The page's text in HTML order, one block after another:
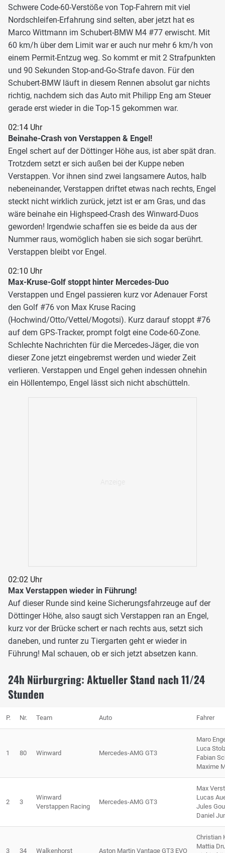
Schwere Code-60-Verstöße von Top-Fahrern mit viel
Nordschleifen-Erfahrung sind selten, aber jetzt hat es
Marco Wittmann im Schubert-BMW M4 #77 erwischt. Mit
60 km/h über dem Limit war er auch nur mehr 6 km/h von
einem Permit-Entzug weg. So kommt er mit 2 Strafpunkten
und 90 Sekunden Stop-and-Go-Strafe davon. Für den
Schubert-BMW läuft in diesem Rennen absolut gar nichts
richtig, nachdem sich das Auto mit Philipp Eng am Steuer
gerade erst wieder in die Top-15 gekommen war.
02:14 Uhr
Beinahe-Crash von Verstappen & Engel!
Engel schert auf der Döttinger Höhe aus, ist aber spät dran.
Trotzdem setzt er sich außen bei der Kuppe neben
Verstappen. Vor ihnen sind zwei langsamere Autos, halb
nebeneinander, Verstappen driftet etwas nach rechts, Engel
steckt nicht wirklich zurück, jetzt ist er am Gras, und das
wäre beinahe ein Highspeed-Crash des Winward-Duos
geworden! Irgendwie schaffen sie es beide da aus der
Nummer raus, womöglich haben sie sich sogar berührt.
Verstappen bleibt vor Engel.
02:10 Uhr
Max-Kruse-Golf stoppt hinter Mercedes-Duo
Verstappen und Engel passieren kurz vor Adenauer Forst
den Golf #76 von Max Kruse Racing
(Hochwind/Otto/Vettel/Mogotsi). Kurz darauf stoppt #76
auf dem GPS-Tracker, prompt folgt eine Code-60-Zone.
Schlechte Nachrichten für die Mercedes-Jäger, die von
dieser Zone jetzt eingebremst werden und wieder Zeit
verlieren. Verstappen und Engel gehen indessen ohnehin
ein Höllentempo, Engel lässt sich nicht abschütteln.
02:02 Uhr
Max Verstappen wieder in Führung!
Auf dieser Runde sind keine Sicherungsfahrzeuge auf der
Döttinger Höhe, also saugt sich Verstappen ran an Engel,
kurz vor der Brücke schert er nach rechts aus, setzt sich
daneben, und runter zu Tiergarten geht er wieder in
Führung! Mal schauen, ob er sich jetzt absetzen kann.
24h Nürburgring: Aktueller Stand nach 11/24
Stunden
P. Nr. Team Auto Fahrer
1 80 Winward Mercedes-AMG GT3
Maro
Luca
Fabian
Maxime
2 3
Winward
Verstappen Racing
Mercedes-AMG GT3
Max
Lucas
Jules
Daniel
3 34 Walkenhorst Aston Martin Vantage GT3 EVO
Christian
Mattia